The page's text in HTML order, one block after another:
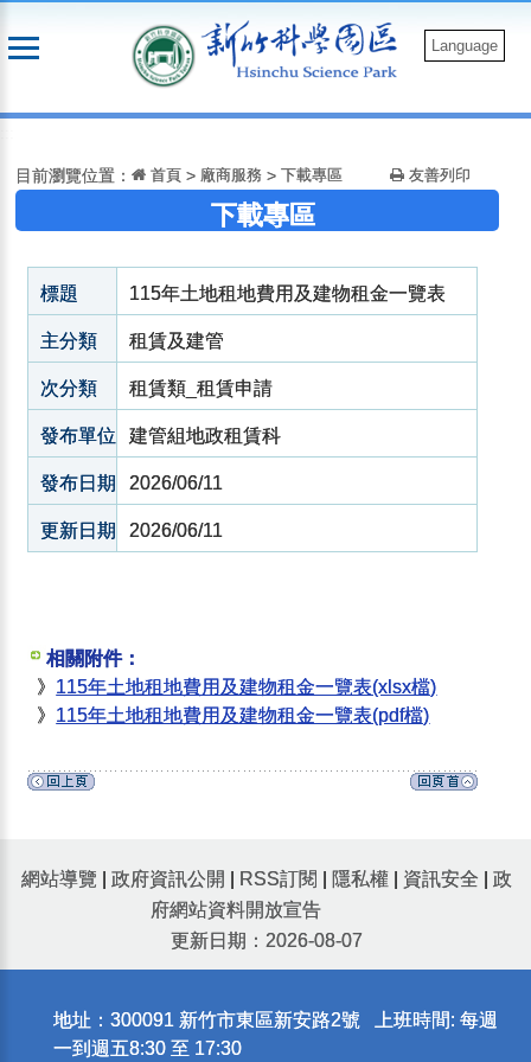
到
Language
目前瀏覽位置： 首頁 > 廠商服務 >下載專區 友善列印
下載專區
標題 115年土地租地費用及建物租金一覽表
主分類 租賃及建管
次分類 租賃類_租賃申請
發布單位 建管組地政租賃科
發布日期 2026/06/11
更新日期 2026/06/11
相關附件：
》 115年土地租地費用及建物租金一覽表(xlsx檔)
》 115年土地租地費用及建物租金一覽表(pdf檔)
網站導覽 政府資訊公開 RSS訂閱 隱私權 資訊安全
政
府網站資料開放宣告
更新日期：2026-08-07
地址：300091 新竹市東區新安路2號 上班時間: 每週
一到週五8:30 至 17:30